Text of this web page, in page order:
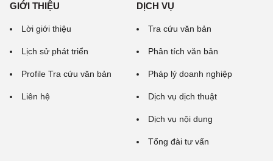
GIỚI THIỆU
Lời giới thiệu
Lịch sử phát triển
Profile Tra cứu văn bản
Liên hệ
DỊCH VỤ
Tra cứu văn bản
Phân tích văn bản
Pháp lý doanh nghiệp
Dịch vụ dịch thuật
Dịch vụ nội dung
Tổng đài tư vấn